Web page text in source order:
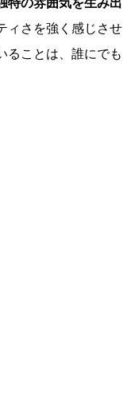
ィさを強く感じさせ
ることは、誰にでも